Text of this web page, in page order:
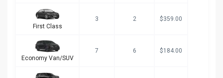
First Class
3 2 $359.00
Economy Van/SUV
7 6 $184.00